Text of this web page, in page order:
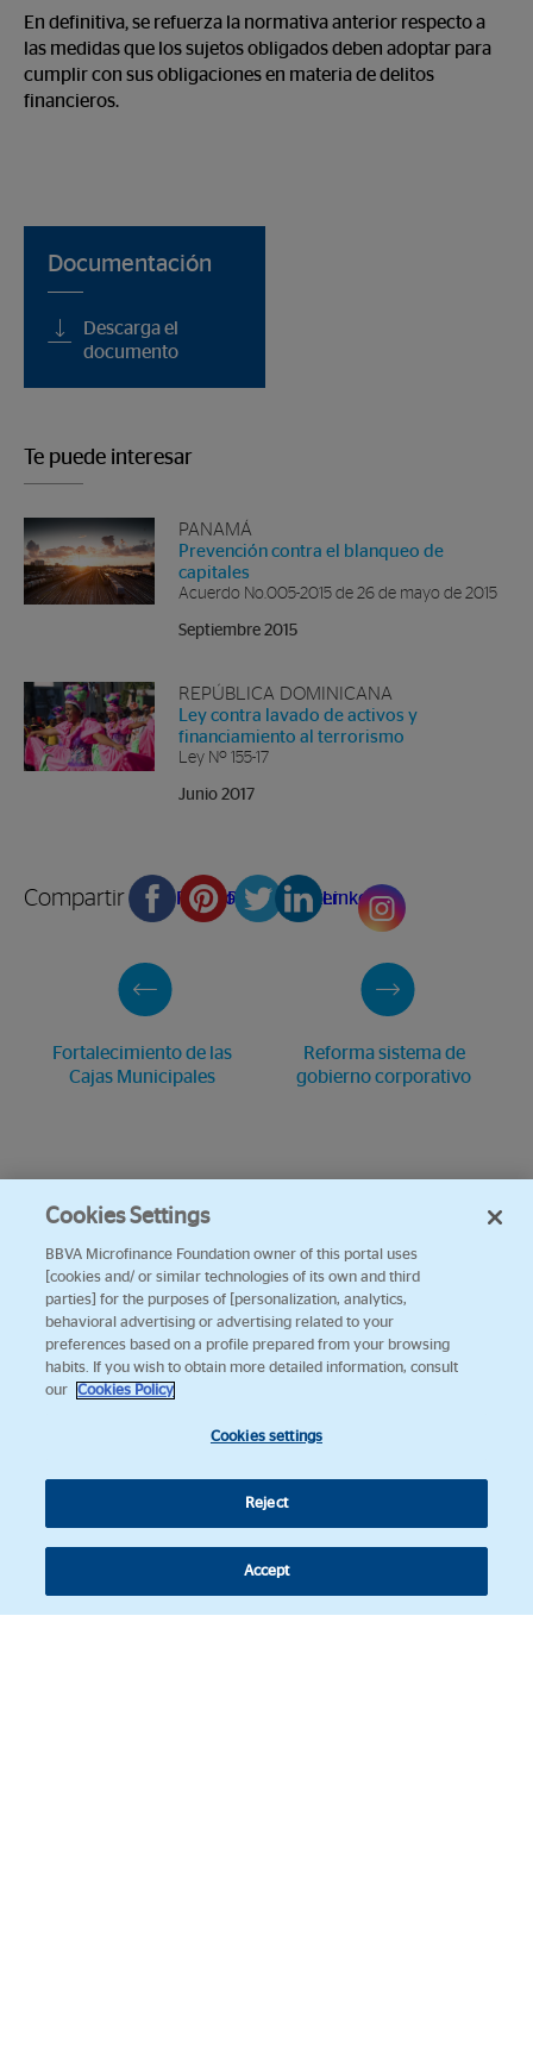
En definitiva, se refuerza la normativa anterior respecto a
las medidas que los sujetos obligados deben adoptar para
cumplir con sus obligaciones en materia de delitos
financieros.
Documentación
Descarga el
documento
Te puede interesar
PANAMÁ
Prevención contra el blanqueo de
capitales
Acuerdo No.005-2015 de 26 de mayo de 2015
Septiembre 2015
REPÚBLICA DOMINICANA
Ley contra lavado de activos y
financiamiento al terrorismo
Ley Nº 155-17
Junio 2017
Compartir en FacebookPinterestTwitterLinkedin
Fortalecimiento de las
Cajas Municipales
Reforma sistema de
gobierno corporativo
Cookies Settings
BBVA Microfinance Foundation owner of this portal uses
[cookies and/ or similar technologies of its own and third
parties] for the purposes of [personalization, analytics,
behavioral advertising or advertising related to your
preferences based on a profile prepared from your browsing
habits. If you wish to obtain more detailed information, consult
our
Cookies Policy
Cookies settings
Reject
Accept